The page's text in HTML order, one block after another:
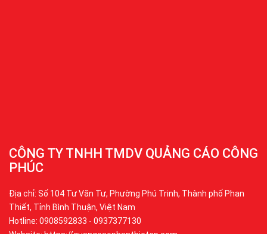
CÔNG TY TNHH TMDV QUẢNG CÁO CÔNG
PHÚC
Địa chỉ: Số 104 Tư Văn Tư, Phường Phú Trinh, Thành phố Phan
Thiết, Tỉnh Bình Thuận, Việt Nam
Hotline: 0908592833 - 0937377130